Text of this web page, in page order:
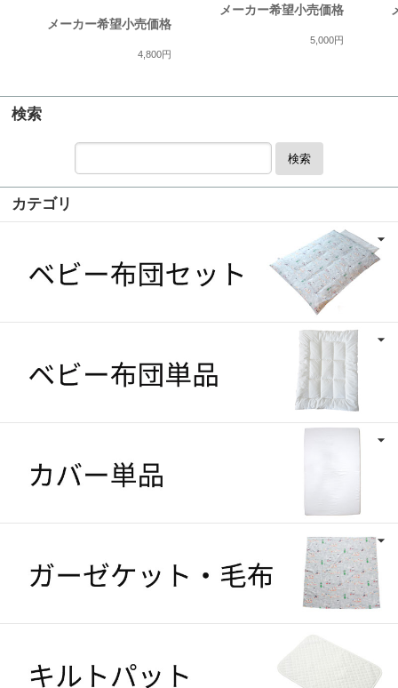
メーカー希望小売価格
4,800円
メーカー希望小売価格
5,000円
検索
検索
カテゴリ